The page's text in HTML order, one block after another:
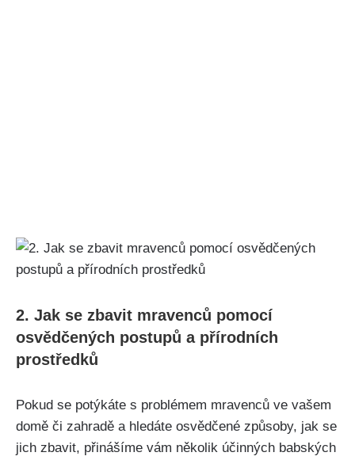
2. Jak se zbavit mravenců pomocí
osvědčených‍ postupů ​a⁢ přírodních
prostředků
Pokud se potýkáte s problémem mravenců ve vašem
domě či zahradě a hledáte ⁤osvědčené způsoby, jak se
jich zbavit, přinášíme vám několik účinných babských